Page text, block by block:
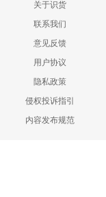
关于识货
联系我们
意见反馈
用户协议
隐私政策
侵权投诉指引
内容发布规范